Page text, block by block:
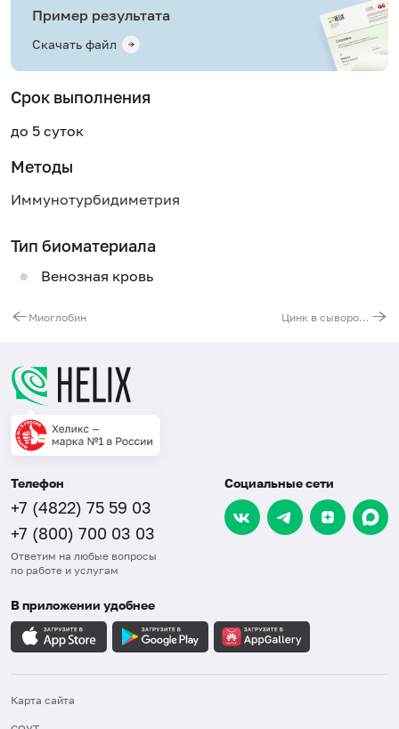
Пример результата
Скачать файл
Срок выполнения
до 5 суток
Методы
Иммунотурбидиметрия
Тип биоматериала
Венозная кровь
Миоглобин Цинк в сыворотке
Телефон
+7 (4822) 75 59 03
+7 (800) 700 03 03
Ответим на любые вопросы
по работе и услугам
Социальные сети
В приложении удобнее
Карта сайта